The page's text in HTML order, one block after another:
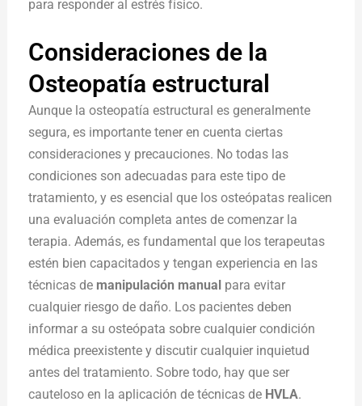
para responder al estrés físico.
Consideraciones de la
Osteopatía estructural
Aunque la osteopatía estructural es generalmente
segura, es importante tener en cuenta ciertas
consideraciones y precauciones. No todas las
condiciones son adecuadas para este tipo de
tratamiento, y es esencial que los osteópatas realicen
una evaluación completa antes de comenzar la
terapia. Además, es fundamental que los terapeutas
estén bien capacitados y tengan experiencia en las
técnicas de manipulación manual para evitar
cualquier riesgo de daño. Los pacientes deben
informar a su osteópata sobre cualquier condición
médica preexistente y discutir cualquier inquietud
antes del tratamiento. Sobre todo, hay que ser
cauteloso en la aplicación de técnicas de HVLA.